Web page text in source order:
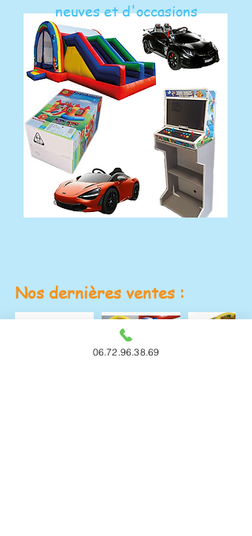
neuves et d'occasions
Nos dernières ventes :
06.72.96.38.69